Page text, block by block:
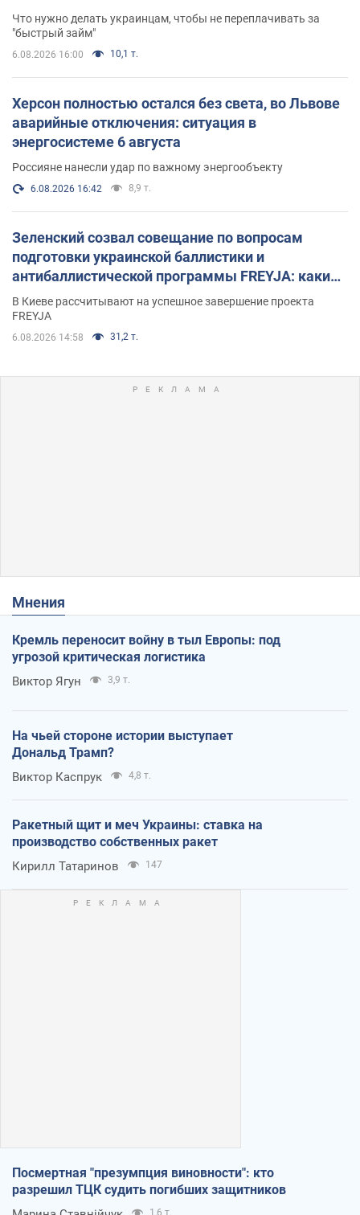
Что нужно делать украинцам, чтобы не переплачивать за
"быстрый займ"
6.08.2026 16:00 10,1 т.
Херсон полностью остался без света, во Львове
аварийные отключения: ситуация в
энергосистеме 6 августа
Россияне нанесли удар по важному энергообъекту
6.08.2026 16:42 8,9 т.
Зеленский созвал совещание по вопросам
подготовки украинской баллистики и
антибаллистической программы FREYJA: какие
решения готовятся
В Киеве рассчитывают на успешное завершение проекта
FREYJA
6.08.2026 14:58 31,2 т.
Мнения
Кремль переносит войну в тыл Европы: под
угрозой критическая логистика
Виктор Ягун 3,9 т.
На чьей стороне истории выступает
Дональд Трамп?
Виктор Каспрук 4,8 т.
Ракетный щит и меч Украины: ставка на
производство собственных ракет
Кирилл Татаринов 147
Посмертная "презумпция виновности": кто
разрешил ТЦК судить погибших защитников
1,6 т.